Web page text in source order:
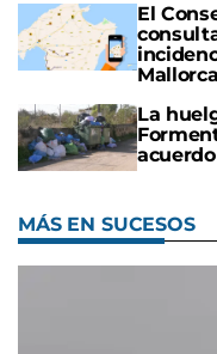
El
Mallorca
La
MÁS EN SUCESOS